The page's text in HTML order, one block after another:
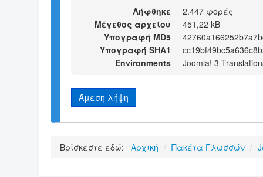
Λήφθηκε
2.447 φορές
Μέγεθος αρχείου
451,22 kB
Υπογραφή MD5
Υπογραφή SHA1
Environments
Joomla! 3
Άμεση λήψη
Βρίσκεστε εδώ: Αρχική / Πακέτα Γλωσσών /